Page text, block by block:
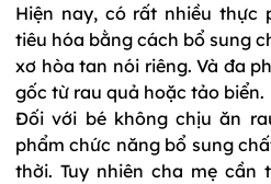
Hiện nay, có rất nhiều thực
tiêu hóa bằng cách bổ sung
xơ hòa tan nói riêng. Và đa
gốc từ rau quả hoặc tảo biển.
Đối với bé không chịu ăn
phẩm chức năng bổ sung
thời. Tuy nhiên cha mẹ cần